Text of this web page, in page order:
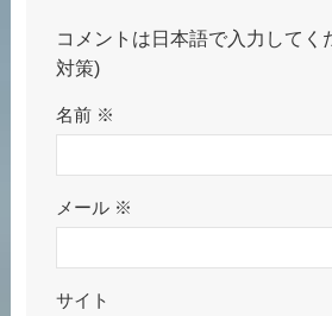
コメントは日本語で入力してく
対策)
名前 ※
メール ※
サイト